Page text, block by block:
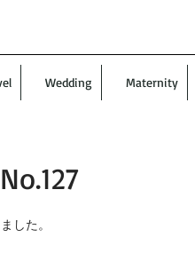
Wedding Maternity
した。